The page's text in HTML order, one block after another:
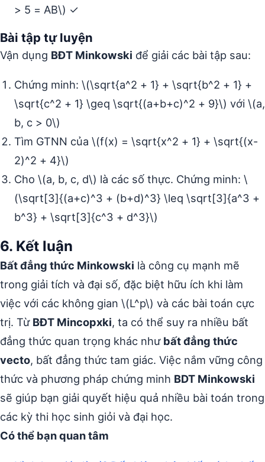
> 5 = AB\) ✓
Bài tập tự luyện
Vận dụng BĐT Minkowski để giải các bài tập sau:
Chứng minh: \(\sqrt{a^2 + 1} + \sqrt{b^2 + 1} +
\sqrt{c^2 + 1} \geq \sqrt{(a+b+c)^2 + 9}\) với \(a,
b, c > 0\)
Tìm GTNN của \(f(x) = \sqrt{x^2 + 1} + \sqrt{(x-
2)^2 + 4}\)
Cho \(a, b, c, d\) là các số thực. Chứng minh: \
(\sqrt[3]{(a+c)^3 + (b+d)^3} \leq \sqrt[3]{a^3 +
b^3} + \sqrt[3]{c^3 + d^3}\)
6. Kết luận
Bất đẳng thức Minkowski là công cụ mạnh mẽ
trong giải tích và đại số, đặc biệt hữu ích khi làm
việc với các không gian \(L^p\) và các bài toán cực
trị. Từ BĐT Mincopxki, ta có thể suy ra nhiều bất
đẳng thức quan trọng khác như bất đẳng thức
vecto, bất đẳng thức tam giác. Việc nắm vững công
thức và phương pháp chứng minh BDT Minkowski
sẽ giúp bạn giải quyết hiệu quả nhiều bài toán trong
các kỳ thi học sinh giỏi và đại học.
Có thể bạn quan tâm